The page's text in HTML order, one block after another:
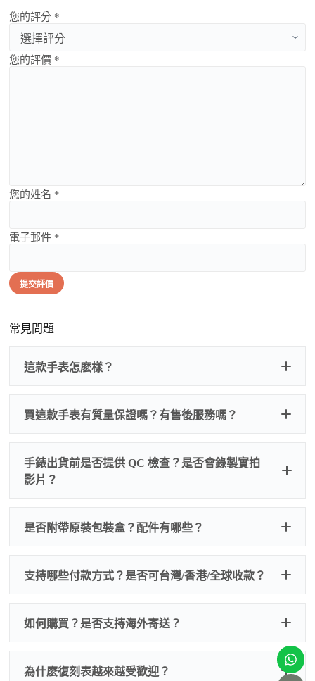
您的評分 *
您的評價 *
您的姓名 *
電子郵件 *
提交評價
常見問題
這款手表怎麽樣？
買這款手表有質量保證嗎？有售後服務嗎？
為事故，免費維修三年
人為事故我們只收更換配件
手錶出貨前是否提供 QC 檢查？是否會錄製實拍
影片？
質檢查
度、錶帶等部位是否完好無瑕、貼合緊密。
檢查走時是否穩定、日差是否正常，加大搖動後
是否有異音，再根據款式進行上弦與功能測試。
是否附帶原裝包裝盒？配件有哪些？
我們默認會提供普通盒子，如果需要原裝盒子可
以找我們搭配，選擇原裝盒子附屬配件：原裝盒
如是鋼帶手錶會贈送拆錶帶工具。
注：部分原裝盒子需要加錢購買，價格也不貴。
支持哪些付款方式？是否可台灣/香港/全球收款？
交易方式
如何購買？是否支持海外寄送？
為什麽復刻表越來越受歡迎？